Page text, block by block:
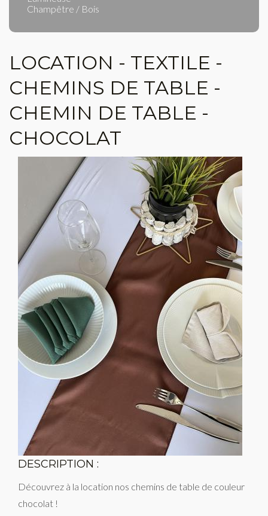
Champêtre / Bois
LOCATION - TEXTILE -
CHEMINS DE TABLE -
CHEMIN DE TABLE -
CHOCOLAT
DESCRIPTION :
Découvrez à la location nos chemins de table de couleur
chocolat !